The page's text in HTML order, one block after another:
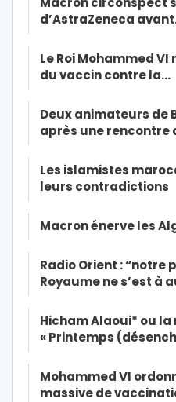
d’AstraZeneca
Le Roi Mohammed
du vaccin contre la…
Deux animateurs de
après une rencontre
Les islamistes
leurs contradictions
Macron énerve les
Radio Orient : “notre
Royaume ne s’est à
Hicham Alaoui* ou
« Printemps
Mohammed VI
massive de